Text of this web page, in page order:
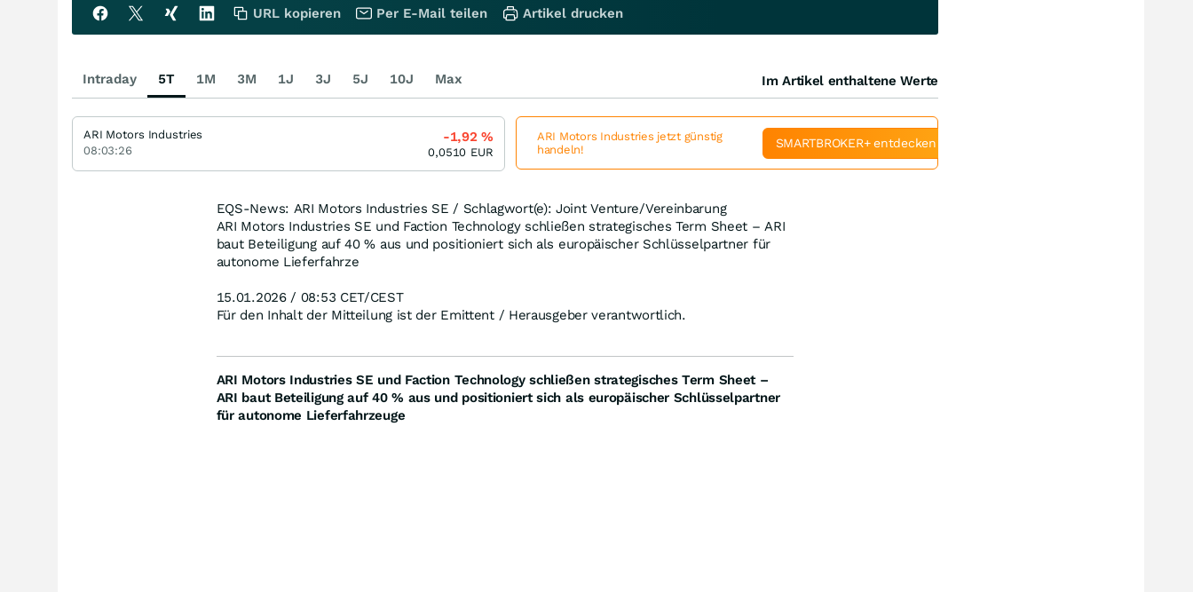
EQS-News: ARI Motors Industries SE / Schlagwort(e): Joint Venture/Vereinbarung
ARI Motors Industries SE und Faction Technology schließen strategisches Term Sheet – ARI
baut Beteiligung auf 40 % aus und positioniert sich als europäischer Schlüsselpartner für
autonome Lieferfahrze
15.01.2026 / 08:53 CET/CEST
Für den Inhalt der Mitteilung ist der Emittent / Herausgeber verantwortlich.
ARI Motors Industries SE und Faction Technology schließen strategisches Term Sheet –
ARI baut Beteiligung auf 40 % aus und positioniert sich als europäischer Schlüsselpartner
für autonome Lieferfahrzeuge
URL kopieren Per E-Mail teilen Artikel drucken
Intraday 5T 1M 3M 1J 3J 5J 10J Max Im Artikel enthaltene Werte
ARI Motors Industries
08:03:26
-1,92%
0,0510 EUR
ARI Motors Industries jetzt günstig
handeln!
SMARTBROKER+ entdecken